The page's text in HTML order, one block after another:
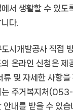
서 생활할 수 있도
다.
시개발공사 직접
온라인 신청은 제
류 및 자세한 사항을
는 주거복지처
안내를 받을 수 있습